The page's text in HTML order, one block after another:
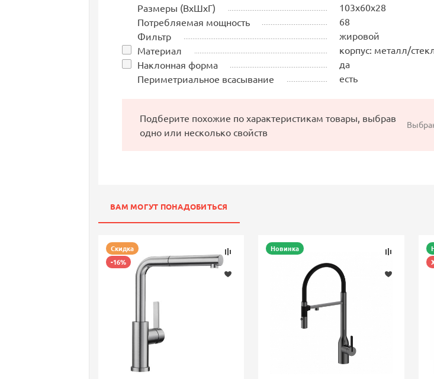
Размеры (ВхШхГ)
103х60х28
Потребляемая мощность
68
Фильтр
жировой
Материал
корпус: металл/
Наклонная форма
да
Периметриальное всасывание
есть
Подберите похожие по характеристикам товары, выбрав
одно или несколько свойств
ВАМ МОГУТ ПОНАДОБИТЬСЯ
Скидка
-16%
Новинка